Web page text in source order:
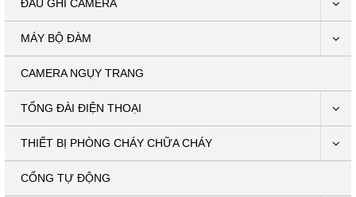
ĐẦU GHI CAMERA
MÁY BỘ ĐÀM
CAMERA NGỤY TRANG
TỔNG ĐÀI ĐIỆN THOẠI
THIẾT BỊ PHÒNG CHÁY CHỮA CHÁY
CỔNG TỰ ĐỘNG